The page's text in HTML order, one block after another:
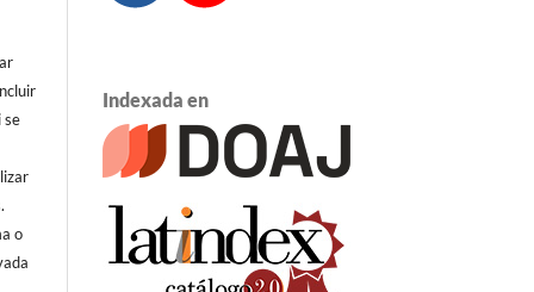
se
o
Indexada en